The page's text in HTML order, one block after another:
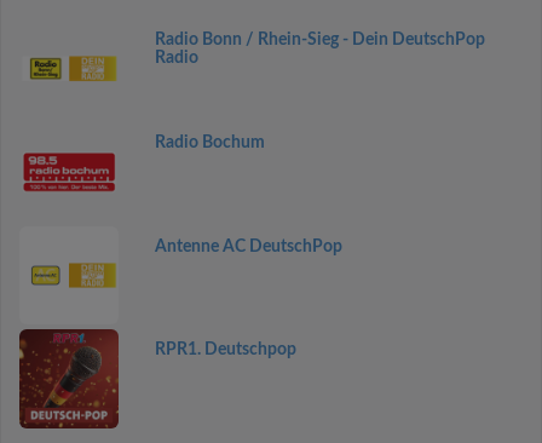
Radio Bonn / Rhein-Sieg - Dein DeutschPop
Radio
Radio Bochum
Antenne AC DeutschPop
RPR1. Deutschpop